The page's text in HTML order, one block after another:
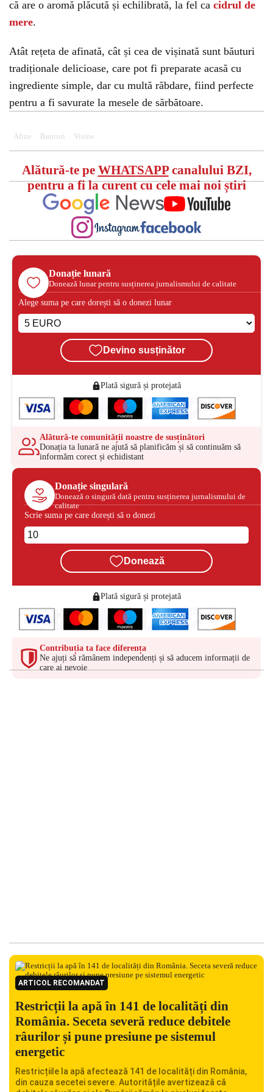
că are o aromă plăcută și echilibrată, la fel ca cidrul de
mere.
Atât rețeta de afinată, cât și cea de vișinată sunt băuturi
tradiționale delicioase, care pot fi preparate acasă cu
ingrediente simple, dar cu multă răbdare, fiind perfecte
pentru a fi savurate la mesele de sărbătoare.
Afine Bauturi Visine
Alătură-te pe WHATSAPPcanalului BZI,
pentru a fi la curent cu cele mai noi știri
Donație lunară
Donează lunar pentru susținerea jurnalismului de calitate
Alege suma pe care dorești să o donezi lunar
Devino susținător
Plată sigură și protejată
Alătură-te comunității noastre de susținători
Donația ta lunară ne ajută să planificăm și să continuăm să
informăm corect și echidistant
Donație singulară
Donează o singură dată pentru susținerea jurnalismului de
calitate
Scrie suma pe care dorești să o donezi
Donează
Plată sigură și protejată
Contribuția ta face diferența
Ne ajuți să rămânem independenți și să aducem informații de
care ai nevoie
ARTICOL RECOMANDAT
Restricții la apă în 141 de localități din
România. Seceta severă reduce debitele
râurilor și pune presiune pe sistemul
energetic
Restricțiile la apă afectează 141 de localități din România,
din cauza secetei severe. Autoritățile avertizează că